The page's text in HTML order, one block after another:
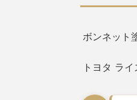
ボンネット
トヨタ ラ